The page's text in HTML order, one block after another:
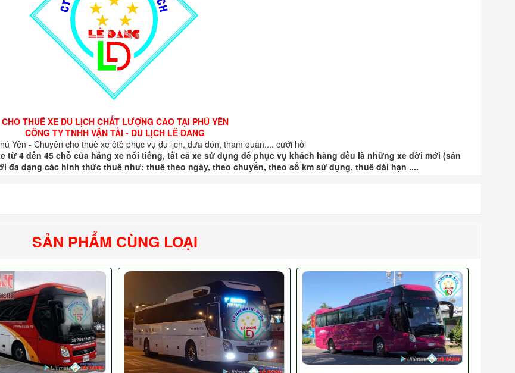
CHO THUÊ XE DU LỊCH CHẤT LƯỢNG CAO TẠI PHÚ YÊN
CÔNG TY TNHH VẬN TẢI - DU LỊCH LÊ ĐANG
Yên - Chuyên cho thuê xe ôtô phục vụ du lịch, đưa đón, tham quan.... cưới hỏi
từ 4 đến 45 chỗ của hãng xe nổi tiếng, tất cả xe sử dụng để phục vụ khách hàng đều là những xe đời mới (sản
đa dạng các hình thức thuê như: thuê theo ngày, theo chuyến, theo số km sử dụng, thuê dài hạn ....
SẢN PHẨM CÙNG LOẠI